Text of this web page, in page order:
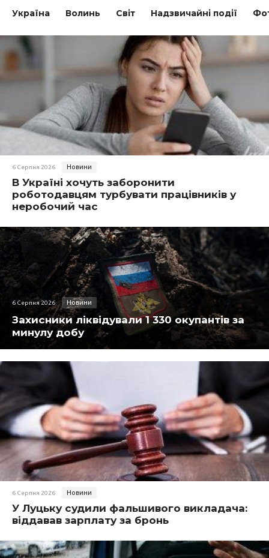
Україна Волинь Світ Надзвичайні події
6 Серпня 2026 Новини
В Україні хочуть заборонити
роботодавцям турбувати працівників у
неробочий час
6 Серпня 2026 Новини
Захисники ліквідували 1 330 окупантів за
минулу добу
6 Серпня 2026 Новини
У Луцьку судили фальшивого викладача:
віддавав зарплату за бронь